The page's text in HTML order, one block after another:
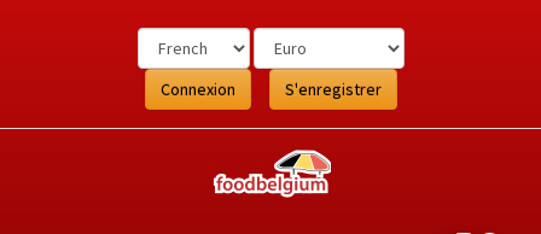
Connexion S'enregistrer